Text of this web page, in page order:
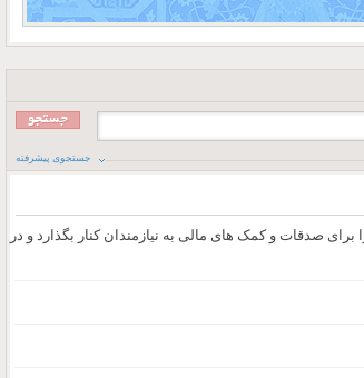
جستجوی پیشرفته
صدقات و کمک های مالی به نیازمندان کنار بگذارد و در